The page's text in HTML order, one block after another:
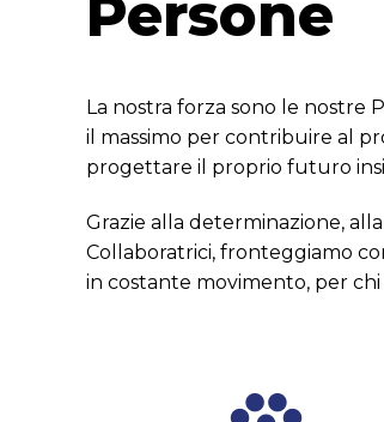
Persone
La nostra forza sono le nostre
il massimo per contribuire al
progettare il proprio futuro
Grazie alla determinazione,
Collaboratrici, fronteggiamo
in costante movimento, per